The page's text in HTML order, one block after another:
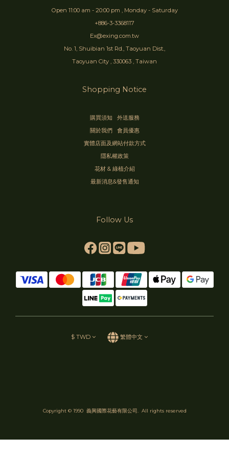
Open 11:00 am - 20:00 pm , Monday - Saturday
+886-3-3368117
Ex@exing.com.tw
No. 1, Shuibian 1st Rd., Taoyuan Dist.,
Taoyuan City , 330063 , Taiwan
Shopping Notice
購買須知
外送服務
關於我們
會員優惠
實體店面及網站付款方式
隱私權政策
花材 & 綠植介紹
最新消息&發售通知
Follow Us
$ TWD 繁體中文
Copyright © 1990 義興國際花藝有限公司. All rights reserved